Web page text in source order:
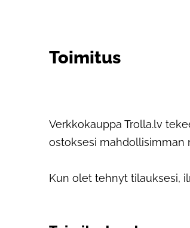
Toimitus
Verkkokauppa Trolla.lv
ostoksesi mahdollisimman
Kun olet tehnyt tilauksesi,